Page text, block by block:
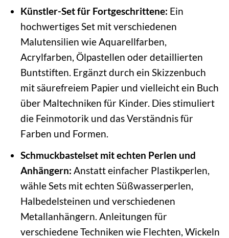
Künstler-Set für Fortgeschrittene: Ein
hochwertiges Set mit verschiedenen
Malutensilien wie Aquarellfarben,
Acrylfarben, Ölpastellen oder detaillierten
Buntstiften. Ergänzt durch ein Skizzenbuch
mit säurefreiem Papier und vielleicht ein Buch
über Maltechniken für Kinder. Dies stimuliert
die Feinmotorik und das Verständnis für
Farben und Formen.
Schmuckbastelset mit echten Perlen und
Anhängern: Anstatt einfacher Plastikperlen,
wähle Sets mit echten Süßwasserperlen,
Halbedelsteinen und verschiedenen
Metallanhängern. Anleitungen für
verschiedene Techniken wie Flechten, Wickeln